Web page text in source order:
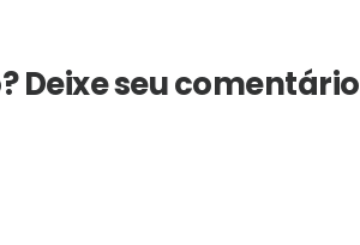
Deixe seu comentário